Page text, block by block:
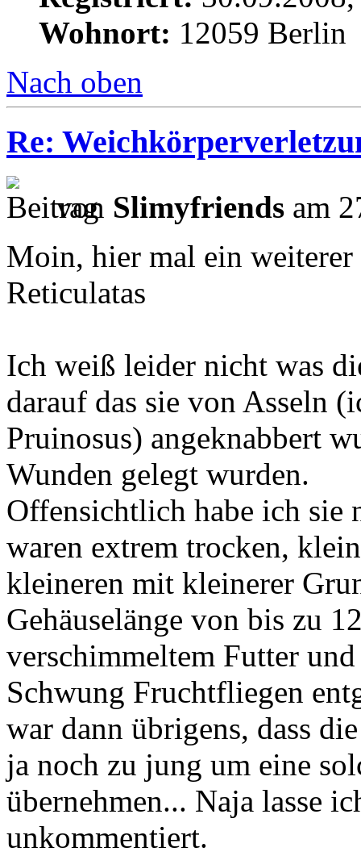
Wohnort: 12059 Berlin
Nach oben
Re:
von Slimyfriends am
Moin, hier mal ein
Reticulatas
Ich weiß leider nicht was
darauf das sie von Asseln
Pruinosus) angeknabbert
Wunden gelegt wurden.
Offensichtlich habe ich sie
waren extrem trocken,
kleineren mit kleinerer
Gehäuselänge von bis zu
verschimmeltem Futter
Schwung Fruchtfliegen
war dann übrigens, dass
ja noch zu jung um eine
übernehmen... Naja lasse
unkommentiert.